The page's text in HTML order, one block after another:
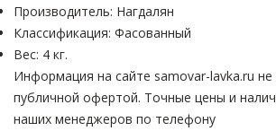
Производитель: Нагдалян
Классификация: Фасованный
Вес: 4 кг.
Информация на сайте samovar-lavka.ru не
публичной офертой. Точные цены и
наших менеджеров по телефону